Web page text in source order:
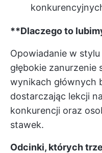
**Dlaczego to
Opowiadanie w
głębokie zanurzenie
wynikach głównych
dostarczając lekcji
konkurencji oraz
stawek.
Odcinki, których